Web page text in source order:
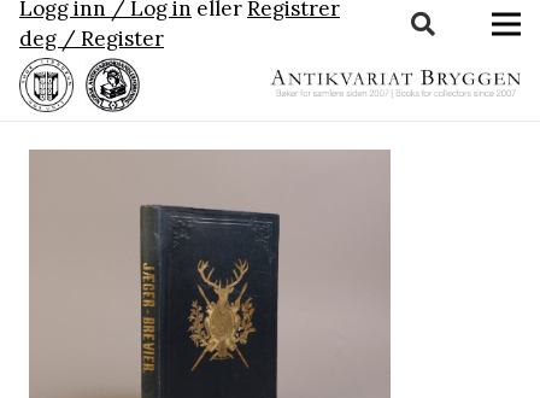
Logg inn / Log in ellerRegistrer
deg / Register